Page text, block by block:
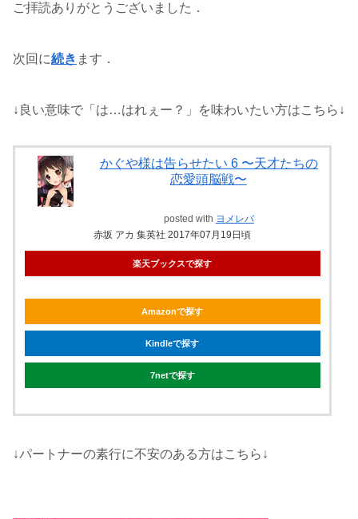
ご拝読ありがとうございました．
次回に続き ます．
↓良い意味で「は…はれぇー？」を味わいたい方はこちら↓
かぐや様は告らせたい 6 〜天才たちの
恋愛頭脳戦〜
posted with ヨメレバ
赤坂 アカ 集英社 2017年07月19日頃
楽天ブックスで探す
Amazonで探す
Kindleで探す
7netで探す
↓パートナーの素行に不安のある方はこちら↓